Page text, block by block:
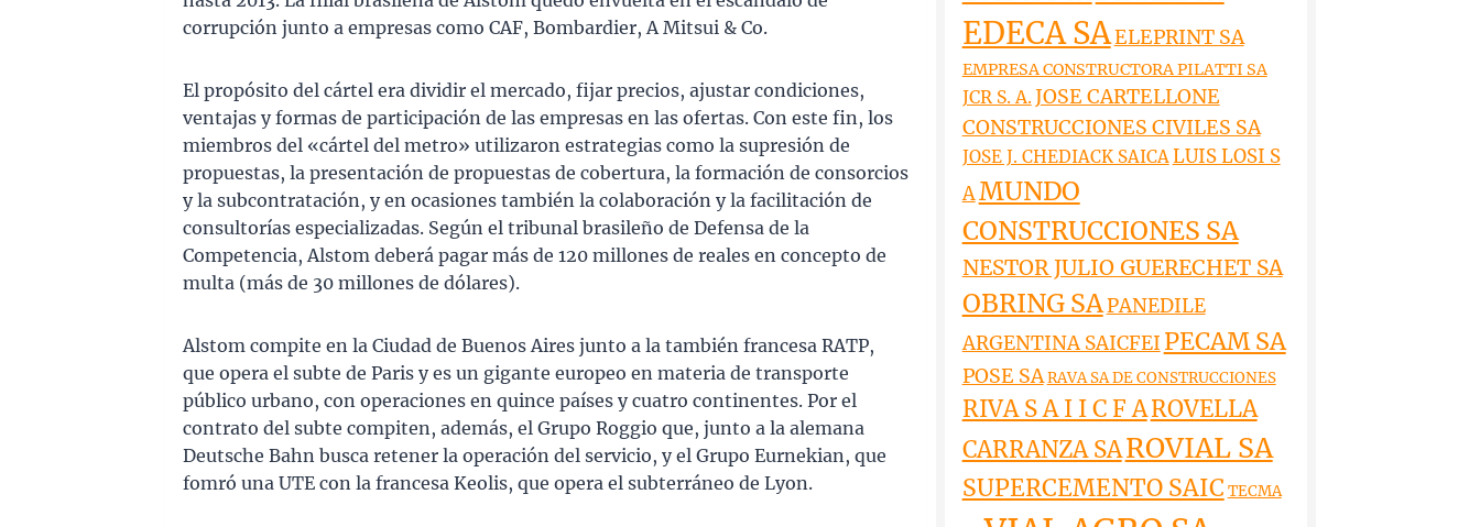
corrupción junto a empresas como CAF, Bombardier, A Mitsui & Co.
El propósito del cártel era dividir el mercado, fijar precios, ajustar condiciones,
ventajas y formas de participación de las empresas en las ofertas. Con este fin, los
miembros del «cártel del metro» utilizaron estrategias como la supresión de
propuestas, la presentación de propuestas de cobertura, la formación de consorcios
y la subcontratación, y en ocasiones también la colaboración y la facilitación de
consultorías especializadas. Según el tribunal brasileño de Defensa de la
Competencia, Alstom deberá pagar más de 120 millones de reales en concepto de
multa (más de 30 millones de dólares).
Alstom compite en la Ciudad de Buenos Aires junto a la también francesa RATP,
que opera el subte de Paris y es un gigante europeo en materia de transporte
público urbano, con operaciones en quince países y cuatro continentes. Por el
contrato del subte compiten, además, el Grupo Roggio que, junto a la alemana
Deutsche Bahn busca retener la operación del servicio, y el Grupo Eurnekian, que
fomró una UTE con la francesa Keolis, que opera el subterráneo de Lyon.
EDECA SAELEPRINT SA
EMPRESA CONSTRUCTORA PILATTI SA
JCR S. A.JOSE CARTELLONE
CONSTRUCCIONES CIVILES SA
JOSE J. CHEDIACK SAICALUIS LOSI S
AMUNDO
CONSTRUCCIONES SA
NESTOR JULIO GUERECHET SA
OBRING SAPANEDILE
ARGENTINA SAICFEI PECAM SA
POSE SARAVA SA DE CONSTRUCCIONES
RIVA S A I I C F AROVELLA
CARRANZA SAROVIAL SA
SUPERCEMENTO SAIC TECMA